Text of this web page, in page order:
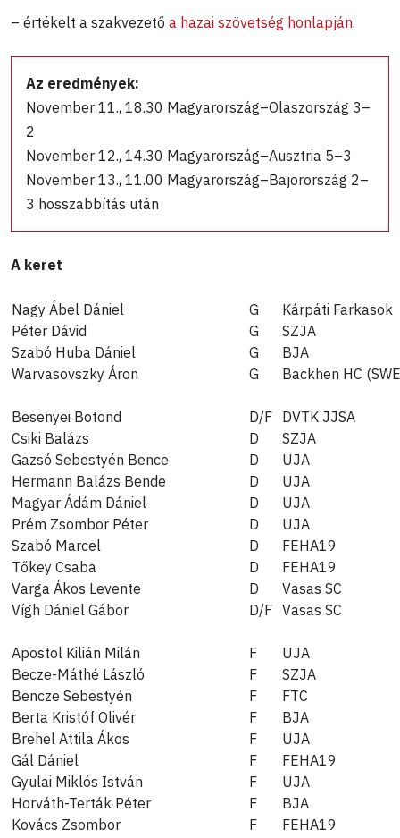
– értékelt a szakvezető a hazai szövetség honlapján.
Az eredmények:
November 11., 18.30 Magyarország–Olaszország 3–
2
November 12., 14.30 Magyarország–Ausztria 5–3
November 13., 11.00 Magyarország–Bajorország 2–
3 hosszabbítás után
A keret
Nagy Ábel Dániel G
Kárpáti Farkasok
Péter Dávid
G
SZJA
Szabó Huba Dániel
G
BJA
Warvasovszky Áron
G Backhen HC
Besenyei Botond D/F DVTK JJSA
Csiki Balázs
D
SZJA
Gazsó Sebestyén Bence
D
UJA
Hermann Balázs Bende
D
UJA
Magyar Ádám Dániel
D
UJA
Prém Zsombor Péter
D
UJA
Szabó Marcel
D
FEHA19
Tőkey Csaba
D
FEHA19
Varga Ákos Levente
D
Vasas SC
Vígh Dániel Gábor
D/F Vasas SC
Apostol Kilián Milán F
UJA
Becze-Máthé László
F
SZJA
Bencze Sebestyén
F
FTC
Berta Kristóf Olivér
F
BJA
Brehel Attila Ákos
F
UJA
Gál Dániel
F
FEHA19
Gyulai Miklós István
F
UJA
Horváth-Terták Péter
F
BJA
Kovács Zsombor
F
FEHA19